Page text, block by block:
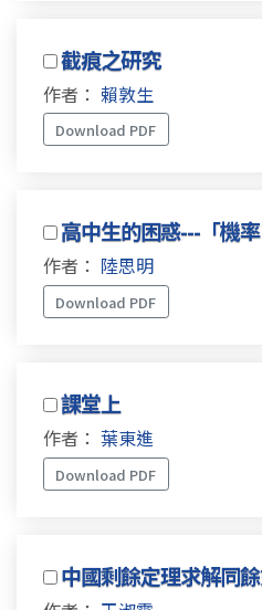
截痕之研究
作者： 賴敦生
Download PDF
高中生的困惑---「機
作者： 陸思明
Download PDF
課堂上
作者： 葉東進
Download PDF
中國剩餘定理求解同